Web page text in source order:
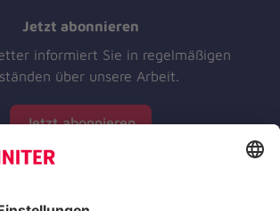
Jetzt abonnieren
informiert Sie in regelmäßigen
über unsere Arbeit.
Jetzt abonnieren